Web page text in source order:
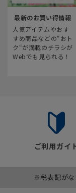
最新のお買い得情報
人気アイテムやおす
すめ商品などの“おト
ク“が満載のチラシが
Webでも見られる！
ご利用ガイ
※税表記がな